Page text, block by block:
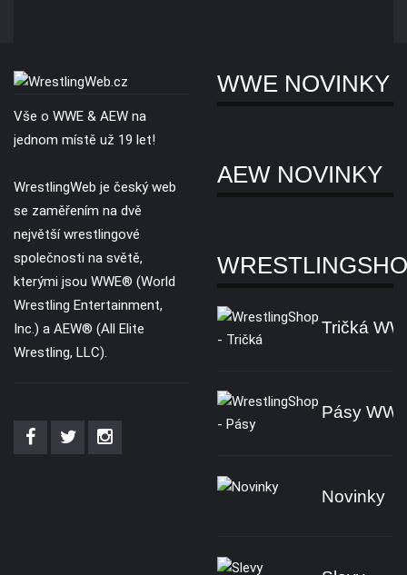
Vše o WWE & AEW na
jednom místě už 19 let!
WrestlingWeb je český web
se zaměřením na dvě
největší wrestlingové
společnosti na světě,
kterými jsou WWE® (World
Wrestling Entertainment,
Inc.) a AEW® (All Elite
Wrestling, LLC).
WWE NOVINKY
AEW NOVINKY
Tričká
Pásy
Novinky